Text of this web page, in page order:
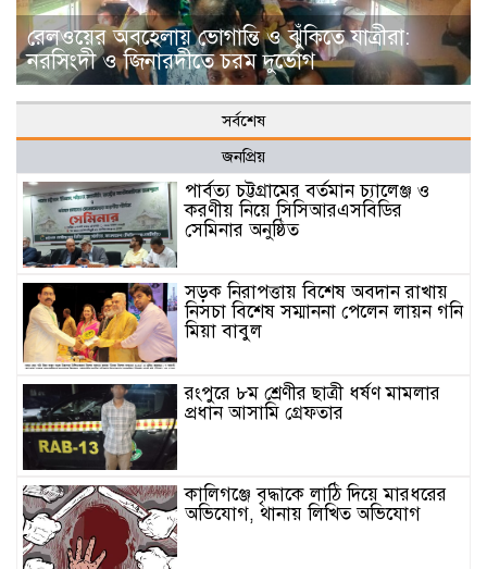
রেলওয়ের অবহেলায় ভোগান্তি ও ঝুঁকিতে যাত্রীরা:
নরসিংদী ও জিনারদীতে চরম দুর্ভোগ
সর্বশেষ
জনপ্রিয়
পার্বত্য চট্টগ্রামের বর্তমান চ্যালেঞ্জ ও
করণীয় নিয়ে সিসিআরএসবিডির
সেমিনার অনুষ্ঠিত
সড়ক নিরাপত্তায় বিশেষ অবদান রাখায়
নিসচা বিশেষ সম্মাননা পেলেন লায়ন গনি
মিয়া বাবুল
রংপুরে ৮ম শ্রেণীর ছাত্রী ধর্ষণ মামলার
প্রধান আসামি গ্রেফতার
কালিগঞ্জে বৃদ্ধাকে লাঠি দিয়ে মারধরের
অভিযোগ, থানায় লিখিত অভিযোগ